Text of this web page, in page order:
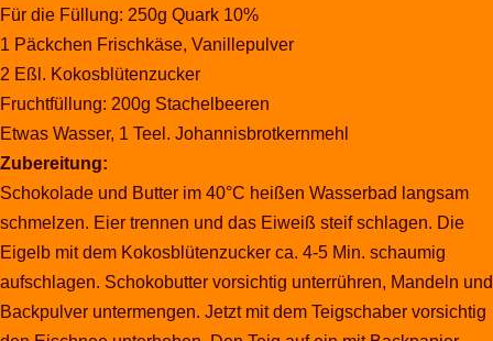
Für die Füllung: 250g Quark 10%
1 Päckchen Frischkäse, Vanillepulver
2 Eßl. Kokosblütenzucker
Fruchtfüllung: 200g Stachelbeeren
Etwas Wasser, 1 Teel. Johannisbrotkernmehl
Zubereitung:
Schokolade und Butter im 40°C heißen Wasserbad langsam
schmelzen. Eier trennen und das Eiweiß steif schlagen. Die
Eigelb mit dem Kokosblütenzucker ca. 4-5 Min. schaumig
aufschlagen. Schokobutter vorsichtig unterrühren, Mandeln und
Backpulver untermengen. Jetzt mit dem Teigschaber vorsichtig